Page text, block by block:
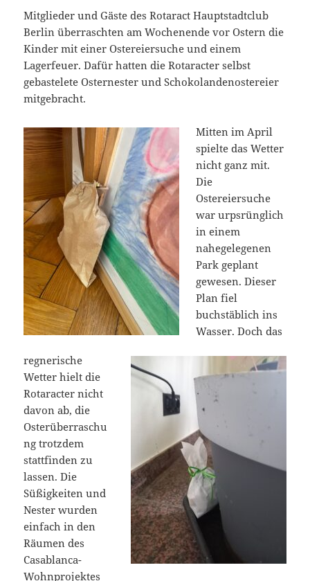
Mitglieder und Gäste des Rotaract Hauptstadtclub
Berlin überraschten am Wochenende vor Ostern die
Kinder mit einer Ostereiersuche und einem
Lagerfeuer. Dafür hatten die Rotaracter selbst
gebastelete Osternester und Schokolandenostereier
mitgebracht.
Mitten im April
spielte das Wetter
nicht ganz mit.
Die
Ostereiersuche
war urpsrünglich
in einem
nahegelegenen
Park geplant
gewesen. Dieser
Plan fiel
buchstäblich ins
Wasser. Doch das
regnerische
Wetter hielt die
Rotaracter nicht
davon ab, die
Osterüberraschu
ng trotzdem
stattfinden zu
lassen. Die
Süßigkeiten und
Nester wurden
einfach in den
Räumen des
Casablanca-
Wohnprojektes